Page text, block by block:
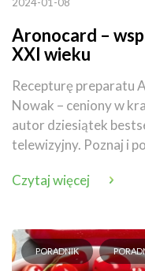
Aronocard –
XXI wieku
Recepturę preparatu
Nowak – ceniony w
autor dziesiątek
telewizyjny. Poznaj i
Czytaj więcej
PORADNIK